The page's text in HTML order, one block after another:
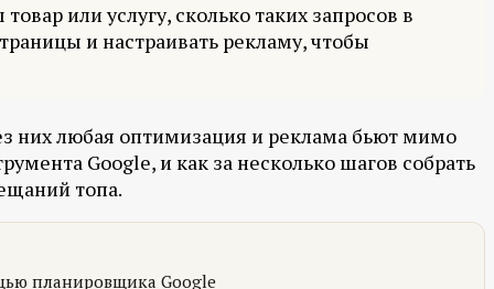
или услугу, сколько таких запросов в
и настраивать рекламу, чтобы
них любая оптимизация и реклама бьют мимо
Google, и как за несколько шагов собрать
топа.
планировщика Google